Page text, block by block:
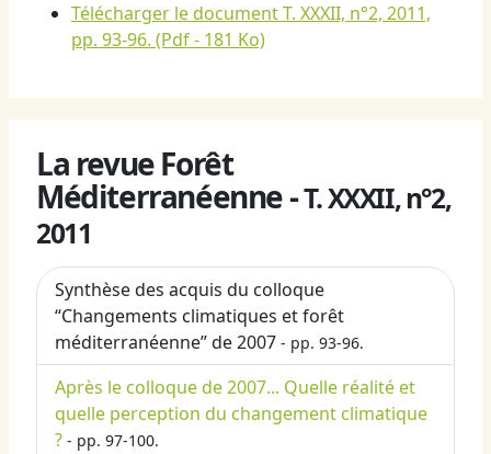
Télécharger le document T. XXXII, n°2, 2011,
pp. 93-96. (Pdf - 181 Ko)
La revue Forêt
Méditerranéenne -T. XXXII, n°2,
2011
Synthèse des acquis du colloque
“Changements climatiques et forêt
méditerranéenne” de 2007 - pp. 93-96.
Après le colloque de 2007... Quelle réalité et
quelle perception du changement climatique
? - pp. 97-100.